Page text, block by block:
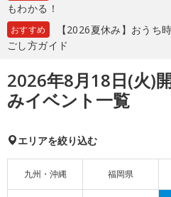
もわかる！
おすすめ
【2026夏休み】おうち
ごし方ガイド
2026年8月18日(火)
みイベント一覧
エリアを絞り込む
九州・沖縄 福岡県